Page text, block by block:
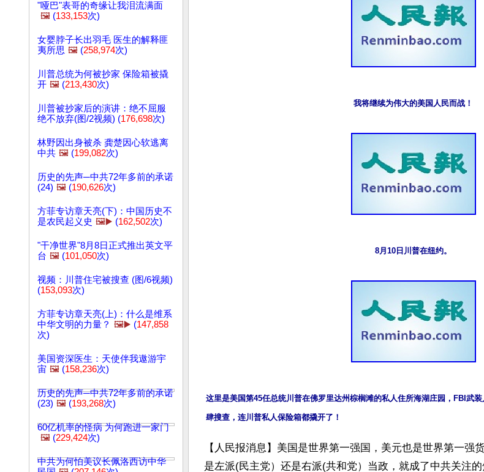
"哑巴"表哥的奇缘让我泪流满面
🖼️ (133,153次)
女婴脖子长出羽毛 医生的解释匪
夷所思 🖼️ (258,974次)
川普总统为何被抄家 保险箱被撬
开 🖼️ (213,430次)
川普被抄家后的演讲：绝不屈服
绝不放弃(图/2视频) (176,698次)
林野因出身被杀 龚楚因心软逃离
中共 🖼️ (199,082次)
历史的先声─中共72年多前的承诺
(24) 🖼️ (190,626次)
方菲专访章天亮(下)：中国历史不
是农民起义史 🖼️▶️ (162,502次)
"干净世界"8月8日正式推出英文平
台 🖼️ (101,050次)
视频：川普住宅被搜查 (图/6视频)
(153,093次)
方菲专访章天亮(上)：什么是维系
中华文明的力量？ 🖼️▶️ (147,858
次)
美国资深医生：天使伴我遨游宇
宙 🖼️ (158,236次)
历史的先声─中共72年多前的承诺
(23) 🖼️ (193,268次)
60亿机率的怪病 为何跑进一家门
🖼️ (229,424次)
中共为何怕美议长佩洛西访中华
我将继续为伟大的美国人民而战！
8月10日川普在纽约。
这里是美国第45任总统川普在佛罗里达州棕榈滩的私人住所海湖庄园，FBI武
肆搜查，连川普私人保险箱都撬开了！
【人民报消息】美国是世界第一强国，美元也是世界第一强
是左派(民主党）还是右派(共和党）当政，就成了中共关注的